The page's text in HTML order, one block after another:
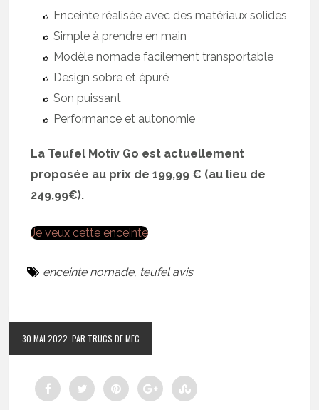
Enceinte réalisée avec des matériaux solides
Simple à prendre en main
Modèle nomade facilement transportable
Design sobre et épuré
Son puissant
Performance et autonomie
La Teufel Motiv Go est actuellement
proposée au prix de 199,99 € (au lieu de
249,99€).
Je veux cette enceinte
enceinte nomade, teufel avis
30 MAI 2022 PAR TRUCS DE MEC